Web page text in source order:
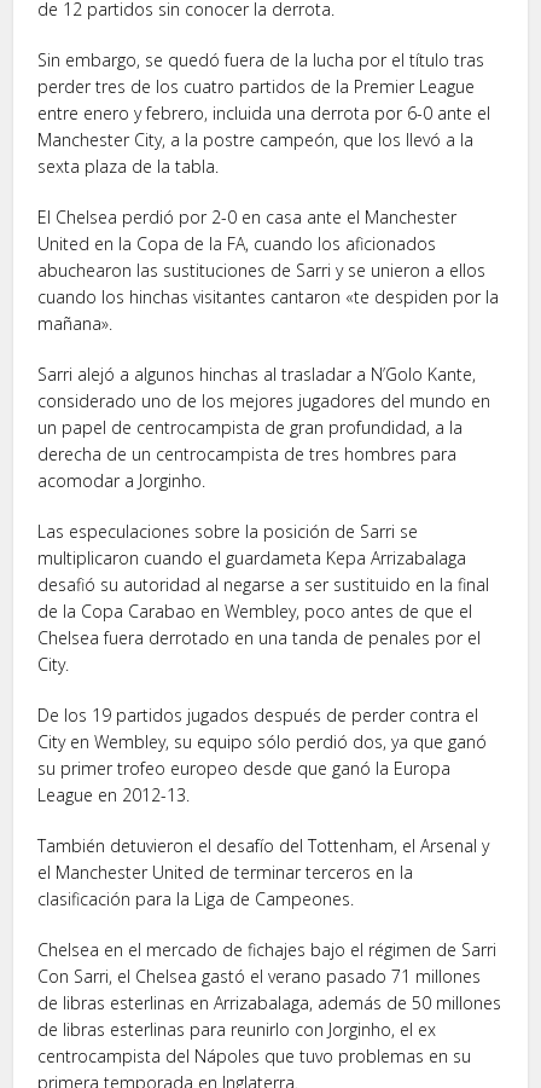
de 12 partidos sin conocer la derrota.
Sin embargo, se quedó fuera de la lucha por el título tras
perder tres de los cuatro partidos de la Premier League
entre enero y febrero, incluida una derrota por 6-0 ante el
Manchester City, a la postre campeón, que los llevó a la
sexta plaza de la tabla.
El Chelsea perdió por 2-0 en casa ante el Manchester
United en la Copa de la FA, cuando los aficionados
abuchearon las sustituciones de Sarri y se unieron a ellos
cuando los hinchas visitantes cantaron «te despiden por la
mañana».
Sarri alejó a algunos hinchas al trasladar a N’Golo Kante,
considerado uno de los mejores jugadores del mundo en
un papel de centrocampista de gran profundidad, a la
derecha de un centrocampista de tres hombres para
acomodar a Jorginho.
Las especulaciones sobre la posición de Sarri se
multiplicaron cuando el guardameta Kepa Arrizabalaga
desafió su autoridad al negarse a ser sustituido en la final
de la Copa Carabao en Wembley, poco antes de que el
Chelsea fuera derrotado en una tanda de penales por el
City.
De los 19 partidos jugados después de perder contra el
City en Wembley, su equipo sólo perdió dos, ya que ganó
su primer trofeo europeo desde que ganó la Europa
League en 2012-13.
También detuvieron el desafío del Tottenham, el Arsenal y
el Manchester United de terminar terceros en la
clasificación para la Liga de Campeones.
Chelsea en el mercado de fichajes bajo el régimen de Sarri
Con Sarri, el Chelsea gastó el verano pasado 71 millones
de libras esterlinas en Arrizabalaga, además de 50 millones
de libras esterlinas para reunirlo con Jorginho, el ex
centrocampista del Nápoles que tuvo problemas en su
primera temporada en Inglaterra.